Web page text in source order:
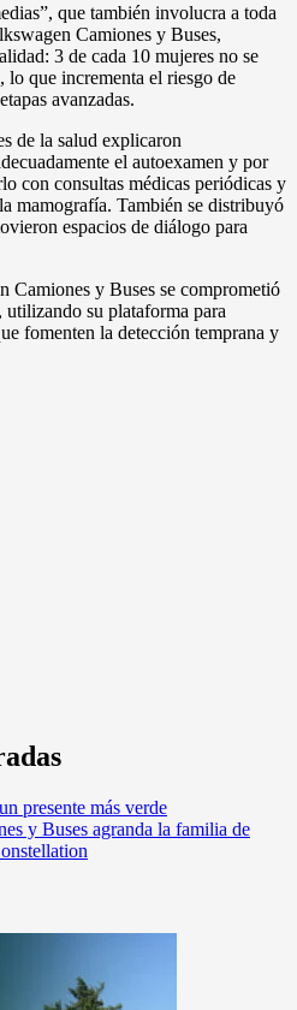
que también involucra a toda
Camiones y Buses,
3 de cada 10 mujeres no se
lo que incrementa el riesgo de
avanzadas.
de la salud explicaron
el autoexamen y por
con consultas médicas periódicas y
mamografía. También se distribuyó
espacios de diálogo para
Camiones y Buses se comprometió
utilizando su plataforma para
fomenten la detección temprana y
presente más verde
y Buses agranda la familia de